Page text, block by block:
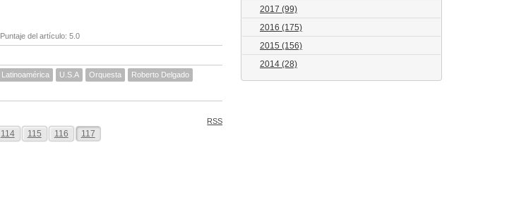
Puntaje del artículo: 5.0
Latinoamérica U.S.A Orquesta
Roberto Delgado
RSS
114 115 116 117
2017 (99)
2016 (175)
2015 (156)
2014 (28)